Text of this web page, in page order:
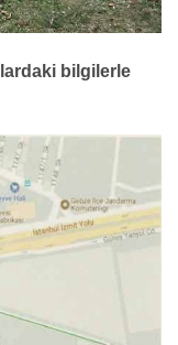
bilgilerle